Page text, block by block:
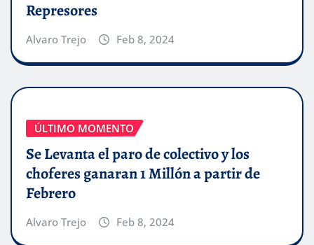
Represores
Alvaro Trejo Feb 8, 2024
ÚLTIMO MOMENTO
Se Levanta el paro de colectivo y los
choferes ganaran 1 Millón a partir de
Febrero
Alvaro Trejo Feb 8, 2024